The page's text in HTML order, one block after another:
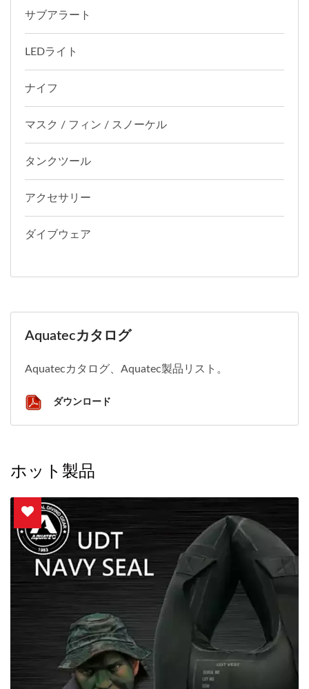
サブアラート
LEDライト
ナイフ
マスク / フィン / スノーケル
タンクツール
アクセサリー
ダイブウェア
Aquatecカタログ
Aquatecカタログ、Aquatec製品リスト。
ダウンロード
ホット製品